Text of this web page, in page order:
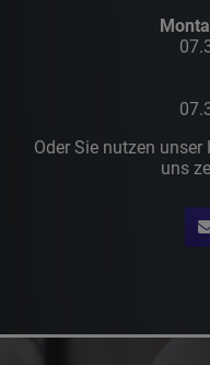
Oder Sie nutzen
uns